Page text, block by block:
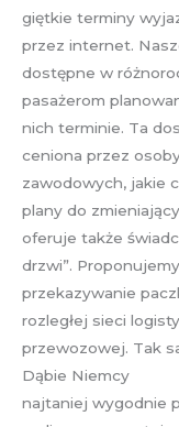
giętkie terminy
przez internet.
dostępne w
pasażerom
nich terminie. Ta
ceniona przez
zawodowych, jakie
plany do
oferuje także
drzwi”.
przekazywanie
rozległej sieci
przewozowej. Tak
Dąbie Niemcy
najtaniej wygodnie